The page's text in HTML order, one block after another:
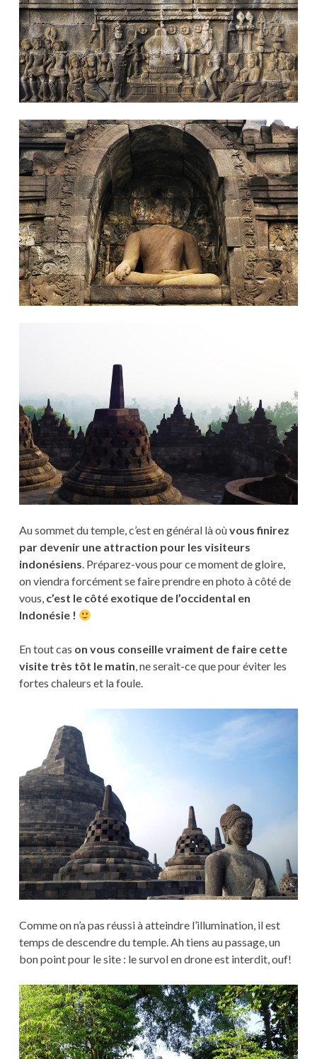
Au sommet du temple, c’est en général là oùvous finirez
par devenir une attraction pour les visiteurs
indonésiens. Préparez-vous pour ce moment de gloire,
on viendra forcément se faire prendre en photo à côté de
vous, c’est le côté exotique de l’occidental en
Indonésie !
En tout cas on vous conseille vraiment de faire cette
visite très tôt le matin, ne serait-ce que pour éviter les
fortes chaleurs et la foule.
Comme on n’a pas réussi à atteindre l’illumination, il est
temps de descendre du temple. Ah tiens au passage, un
bon point pour le site : le survol en drone est interdit, ouf!